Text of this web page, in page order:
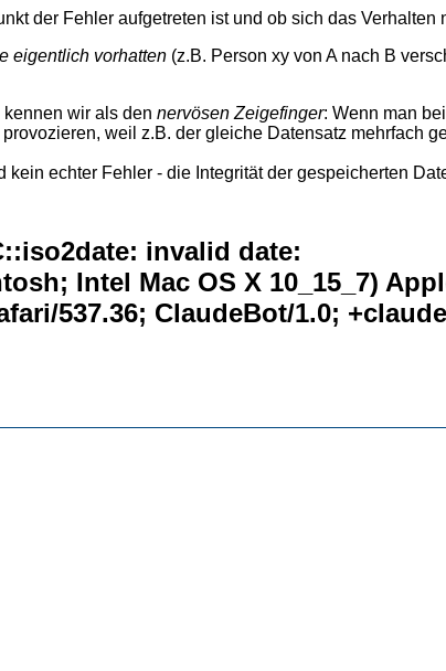
der Fehler aufgetreten ist und ob sich das Verhalten
eigentlich vorhatten (z.B. Person xy von A nach B
wir als den nervösen Zeigefinger: Wenn man
weil z.B. der gleiche Datensatz mehrfach
echter Fehler - die Integrität der gespeicherten
invalid date:
Intel Mac OS X 10_15_7)
537.36; ClaudeBot/1.0;